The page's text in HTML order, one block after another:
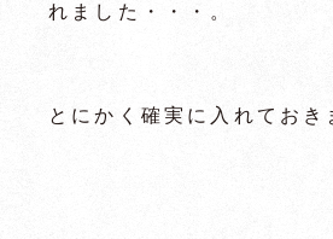
れました・・・。
とにかく確実に入れておき